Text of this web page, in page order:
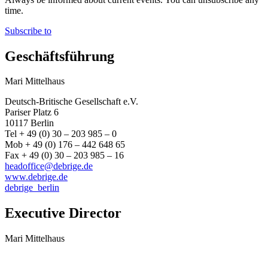
time.
Subscribe to
Geschäftsführung
Mari Mittelhaus
Deutsch-Britische Gesellschaft e.V.
Pariser Platz 6
10117 Berlin
Tel + 49 (0) 30 – 203 985 – 0
Mob + 49 (0) 176 – 442 648 65
Fax + 49 (0) 30 – 203 985 – 16
headoffice@debrige.de
www.debrige.de
debrige_berlin
Executive Director
Mari Mittelhaus